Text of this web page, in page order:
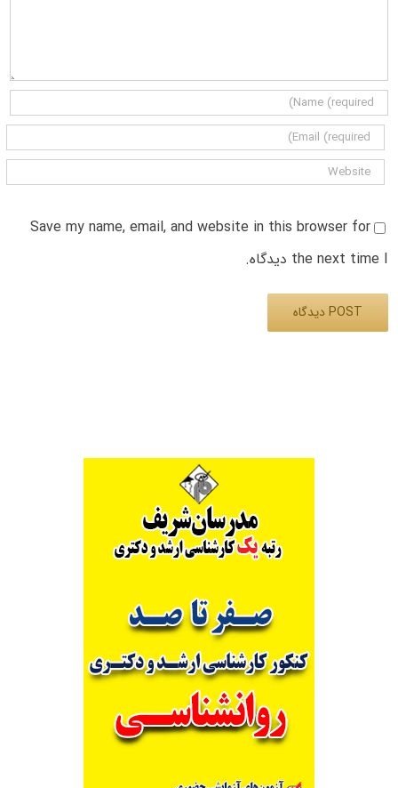
Save my name, email, and website in this browser for
the next time I دیدگاه.